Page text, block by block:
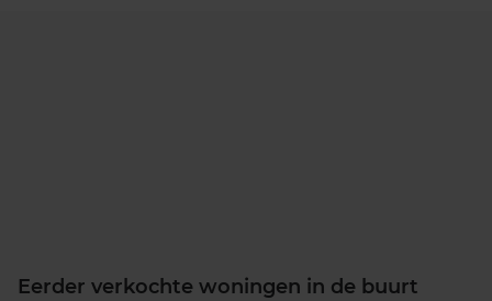
Eerder verkochte woningen in de buurt